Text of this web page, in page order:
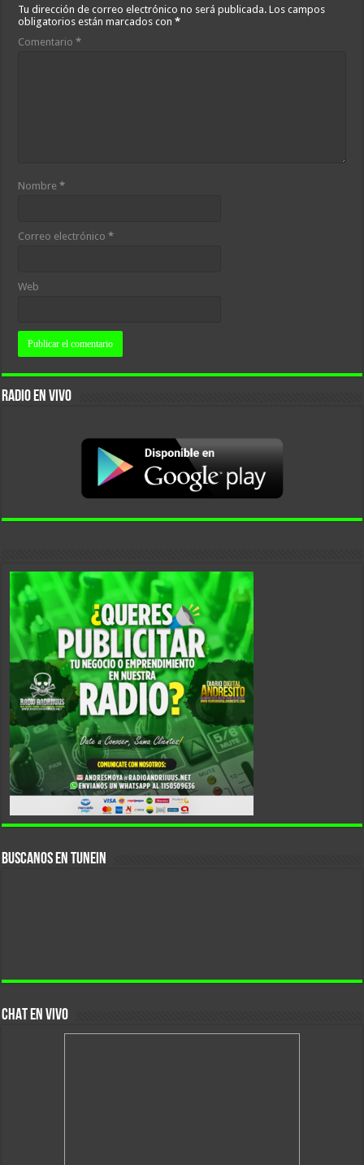
Tu dirección de correo electrónico no será publicada. Los campos
obligatorios están marcados con*
Comentario*
Nombre*
Correo electrónico*
Web
RADIO EN VIVO
Buscanos En Tunein
CHAT EN VIVO